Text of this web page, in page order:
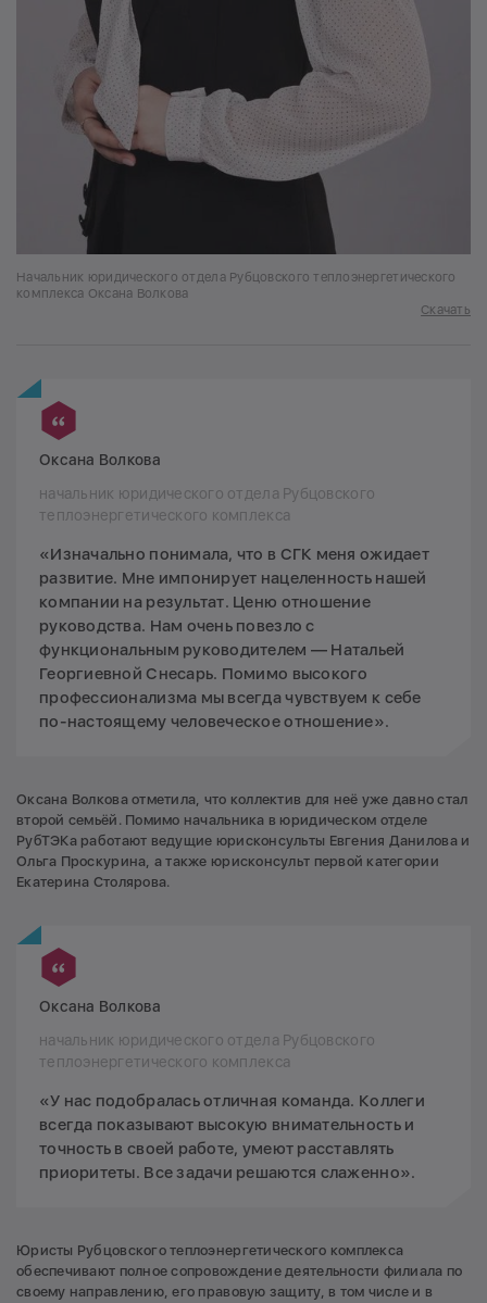
Начальник юридического отдела Рубцовского теплоэнергетического
комплекса Оксана Волкова
Скачать
Оксана Волкова
начальник юридического отдела Рубцовского
теплоэнергетического комплекса
«Изначально понимала, что в СГК меня ожидает
развитие. Мне импонирует нацеленность нашей
компании на результат. Ценю отношение
руководства. Нам очень повезло с
функциональным руководителем — Натальей
Георгиевной Снесарь. Помимо высокого
профессионализма мы всегда чувствуем к себе
по-настоящему человеческое отношение».
Оксана Волкова отметила, что коллектив для неё уже давно стал
второй семьёй. Помимо начальника в юридическом отделе
РубТЭКа работают ведущие юрисконсульты Евгения Данилова и
Ольга Проскурина, а также юрисконсульт первой категории
Екатерина Столярова.
Оксана Волкова
начальник юридического отдела Рубцовского
теплоэнергетического комплекса
«У нас подобралась отличная команда. Коллеги
всегда показывают высокую внимательность и
точность в своей работе, умеют расставлять
приоритеты. Все задачи решаются слаженно».
Юристы Рубцовского теплоэнергетического комплекса
обеспечивают полное сопровождение деятельности филиала по
своему направлению, его правовую защиту, в том числе и в